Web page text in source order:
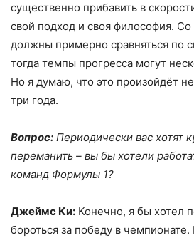
существенно прибавить в
свой подход и своя философия.
должны примерно сравняться по
тогда темпы прогресса могут
Но я думаю, что это произойдёт
три года.
Вопрос: Периодически вас хотят
переманить – вы бы хотели
команд Формулы 1?
Джеймс Ки: Конечно, я бы хотел
бороться за победу в чемпионате.